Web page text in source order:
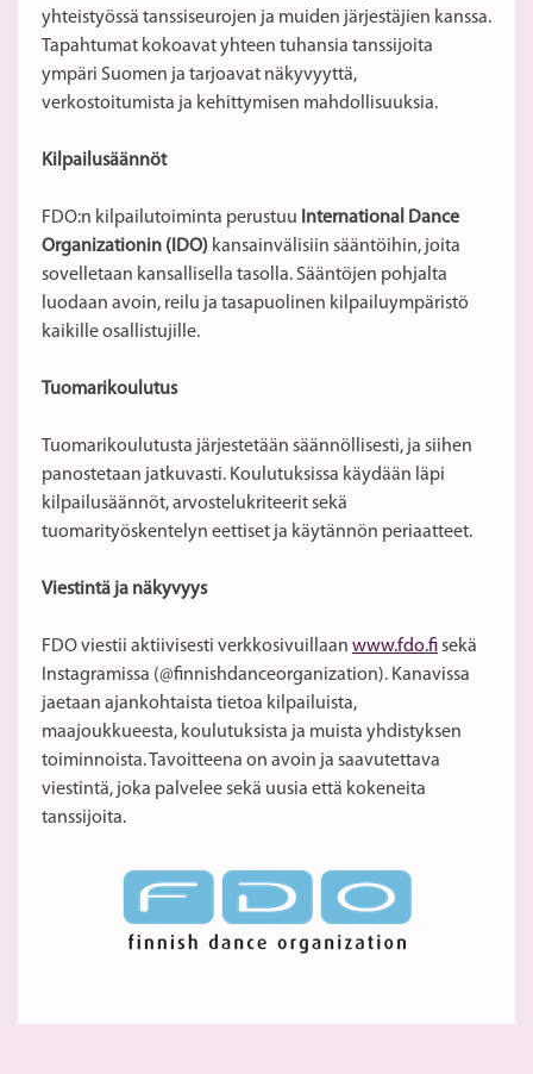
yhteistyössä tanssiseurojen ja muiden järjestäjien kanssa.
Tapahtumat kokoavat yhteen tuhansia tanssijoita
ympäri Suomen ja tarjoavat näkyvyyttä,
verkostoitumista ja kehittymisen mahdollisuuksia.
Kilpailusäännöt
FDO:n kilpailutoiminta perustuu International Dance
Organizationin (IDO) kansainvälisiin sääntöihin, joita
sovelletaan kansallisella tasolla. Sääntöjen pohjalta
luodaan avoin, reilu ja tasapuolinen kilpailuympäristö
kaikille osallistujille.
Tuomarikoulutus
Tuomarikoulutusta järjestetään säännöllisesti, ja siihen
panostetaan jatkuvasti. Koulutuksissa käydään läpi
kilpailusäännöt, arvostelukriteerit sekä
tuomarityöskentelyn eettiset ja käytännön periaatteet.
Viestintä ja näkyvyys
FDO viestii aktiivisesti verkkosivuillaan www.fdo.fisekä
Instagramissa (@finnishdanceorganization). Kanavissa
jaetaan ajankohtaista tietoa kilpailuista,
maajoukkueesta, koulutuksista ja muista yhdistyksen
toiminnoista. Tavoitteena on avoin ja saavutettava
viestintä, joka palvelee sekä uusia että kokeneita
tanssijoita.